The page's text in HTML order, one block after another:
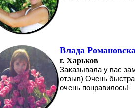
Влада
г. Харьков
Заказывала у вас
отзыв) Очень
очень понравилось!